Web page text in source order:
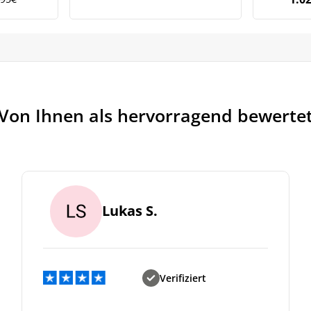
Ihnen als hervorragend
Lukas S.
Verifiziert